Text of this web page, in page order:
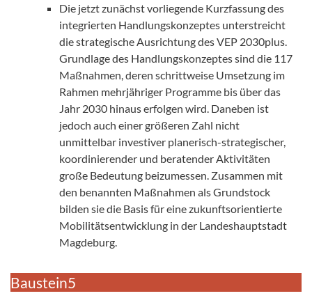
Die jetzt zunächst vorliegende Kurzfassung des
integrierten Handlungskonzeptes unterstreicht
die strategische Ausrichtung des VEP 2030plus.
Grundlage des Handlungskonzeptes sind die 117
Maßnahmen, deren schrittweise Umsetzung im
Rahmen mehrjähriger Programme bis über das
Jahr 2030 hinaus erfolgen wird. Daneben ist
jedoch auch einer größeren Zahl nicht
unmittelbar investiver planerisch-strategischer,
koordinierender und beratender Aktivitäten
große Bedeutung beizumessen. Zusammen mit
den benannten Maßnahmen als Grundstock
bilden sie die Basis für eine zukunftsorientierte
Mobilitätsentwicklung in der Landeshauptstadt
Magdeburg.
Baustein5